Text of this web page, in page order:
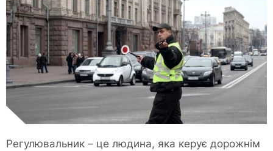
Регулювальник – це людина, яка керує дорожнім